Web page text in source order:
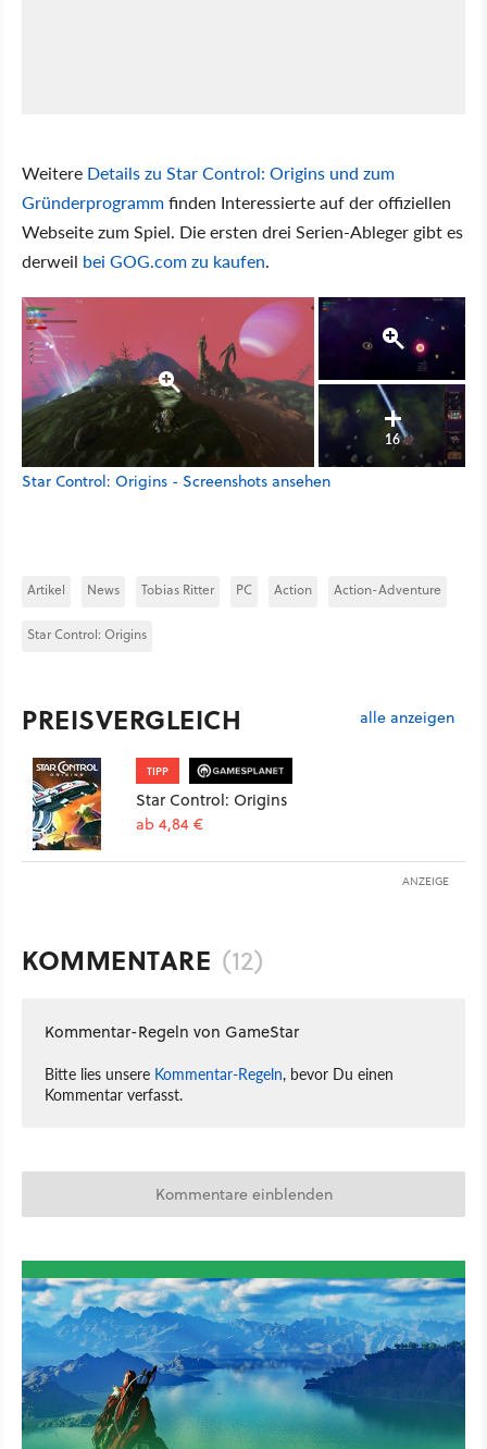
Weitere Details zu Star Control: Origins und zum
Gründerprogrammfinden Interessierte auf der offiziellen
Webseite zum Spiel. Die ersten drei Serien-Ableger gibt es
derweil bei GOG.com zu kaufen.
16
Star Control: Origins - Screenshots ansehen
Artikel News Tobias Ritter PC Action Action-Adventure
Star Control: Origins
PREISVERGLEICH alle anzeigen
TIPP
Star Control: Origins
ab 4,84 €
ANZEIGE
KOMMENTARE (12)
Kommentar-Regeln von GameStar
Bitte lies unsere Kommentar-Regeln, bevor Du einen
Kommentar verfasst.
Kommentare einblenden